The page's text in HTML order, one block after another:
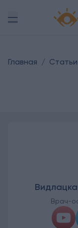
Главная / Статьи
Врач-